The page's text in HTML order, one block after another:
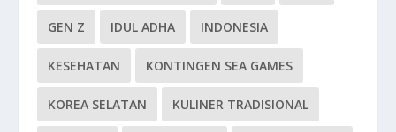
GEN Z IDUL ADHA INDONESIA
KESEHATAN KONTINGEN SEA GAMES
KOREA SELATAN KULINER TRADISIONAL